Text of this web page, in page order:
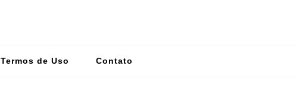
Termos de Uso Contato